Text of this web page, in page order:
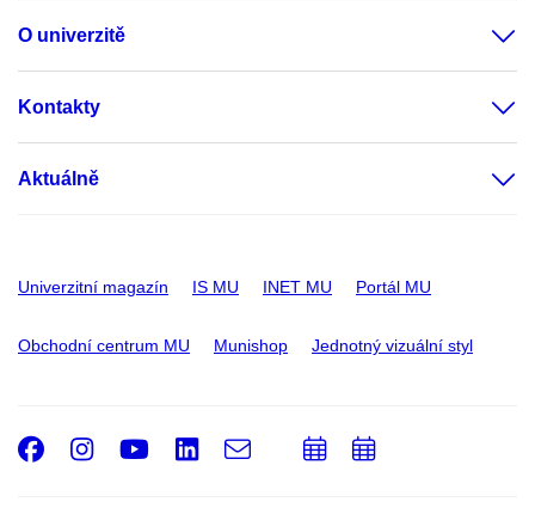
O univerzitě
Kontakty
Aktuálně
Univerzitní magazín IS MU INET MU Portál MU
Obchodní centrum MU Munishop Jednotný vizuální styl
Facebook
Instagram
Youtube
LinkedIn
e-
PřidatPřidat